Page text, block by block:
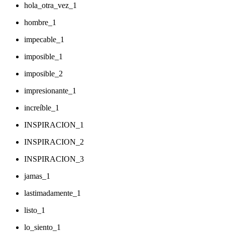
hola_otra_vez_1
hombre_1
impecable_1
imposible_1
imposible_2
impresionante_1
increíble_1
INSPIRACION_1
INSPIRACION_2
INSPIRACION_3
jamas_1
lastimadamente_1
listo_1
lo_siento_1